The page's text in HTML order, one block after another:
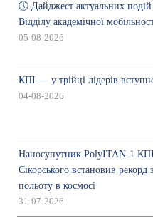
🕔 Дайджест актуальних подій
Відділу академічної
05-08-2026
КПІ — у трійці лідерів
04-08-2026
Наносупутник PolyITAN-1 КПІ
Сікорського встановив рекорд
польоту в космосі
31-07-2026